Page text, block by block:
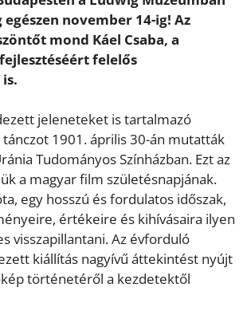
november 14-ig! Az
mond Káel Csaba, a
felelős
jeleneteket is tartalmazó
1901. április 30-án mutatták
Tudományos Színházban. Ezt az
a magyar film születésnapjának.
egy hosszú és fordulatos időszak,
értékeire és kihívásaira ilyen
visszapillantani. Az évforduló
kiállítás nagyívű áttekintést nyújt
történetéről a kezdetektől